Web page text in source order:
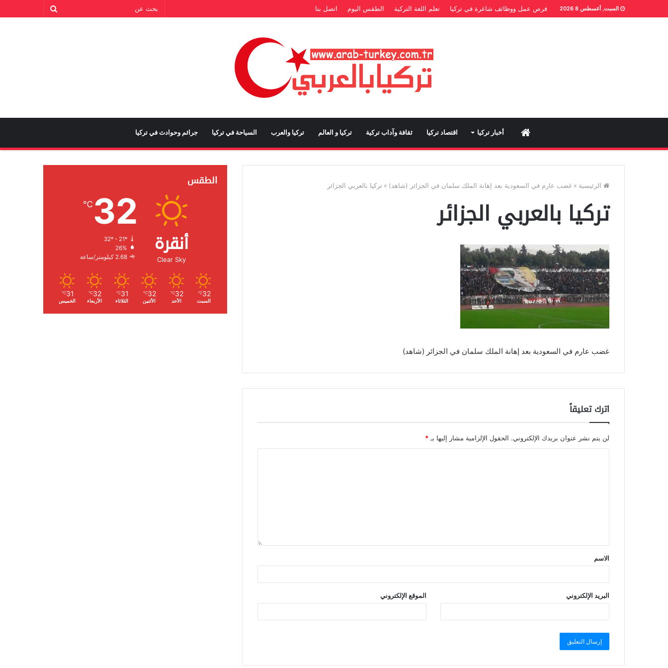
السبت, أغسطس 8 2026 فرص عمل ووظائف شاغرة في تركيا تعلم اللغة التركية الطقس اليوم اتصل بنا
Home أخبار تركيا اقتصاد تركيا ثقافة وآداب تركية تركيا و العالم تركيا والعرب السياحة في تركيا جرائم وحوادث في تركيا
الرئيسية » غضب عارم في السعودية بعد إهانة الملك سلمان في الجزائر (شاهد) » تركيا بالعربي الجزائر
تركيا بالعربي الجزائر
غضب عارم في السعودية بعد إهانة الملك سلمان في الجزائر (شاهد)
اترك تعليقاً
لن يتم نشر عنوان بريدك الإلكتروني. الحقول الإلزامية مشار إليها بـ *
الاسم
البريد الإلكتروني الموقع الإلكتروني
الطقس
أنقرة
Clear Sky
32
℃
32º - 21º
الرطوبة:
الرياح:2.68 كيلومتر/ساعة
32
℃
السبت
32
℃
الأحد
32
℃
الأثنين
31
℃
الثلاثاء
32
℃
الأربعاء
31
℃
الخميس